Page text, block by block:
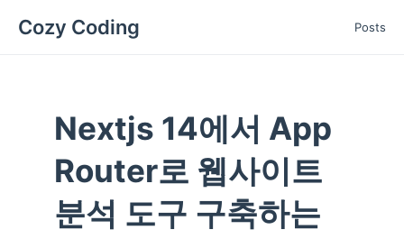
Cozy Coding Posts
Nextjs 14에서 App
Router로 웹사이트
분석 도구 구축하는